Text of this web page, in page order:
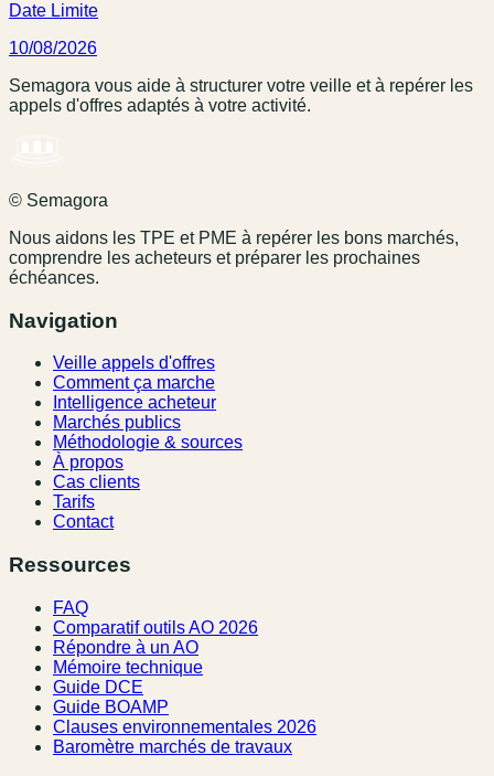
Date Limite
10/08/2026
Semagora vous aide à structurer votre veille et à repérer les
appels d'offres adaptés à votre activité.
© Semagora
Nous aidons les TPE et PME à repérer les bons marchés,
comprendre les acheteurs et préparer les prochaines
échéances.
Navigation
Veille appels d'offres
Comment ça marche
Intelligence acheteur
Marchés publics
Méthodologie & sources
À propos
Cas clients
Tarifs
Contact
Ressources
FAQ
Comparatif outils AO 2026
Répondre à un AO
Mémoire technique
Guide DCE
Guide BOAMP
Clauses environnementales 2026
Baromètre marchés de travaux